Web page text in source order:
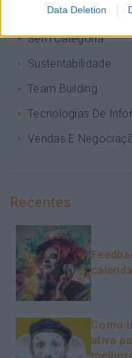
Data Deletion
Recursos Humanos
Sem Categoria
Sustentabilidade
Team Building
Tecnologias De
Vendas E
Recentes
Como
ativa